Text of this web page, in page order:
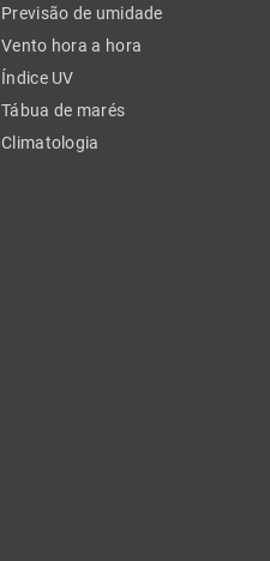
Previsão de umidade
Vento hora a hora
Índice UV
Tábua de marés
Climatologia